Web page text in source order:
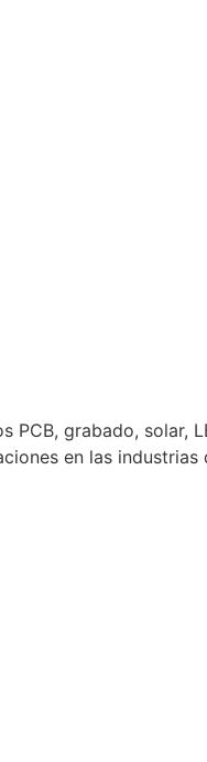
grabado, solar,
en las